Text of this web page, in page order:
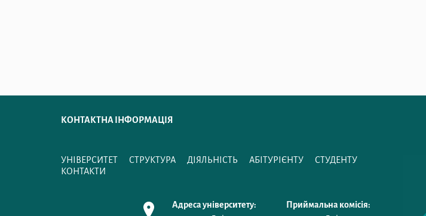
КОНТАКТНА ІНФОРМАЦІЯ
УНІВЕРСИТЕТ СТРУКТУРА ДІЯЛЬНІСТЬ АБІТУРІЄНТУ
СТУДЕНТУ
КОНТАКТИ
Адреса університету:
Приймальна комісія: